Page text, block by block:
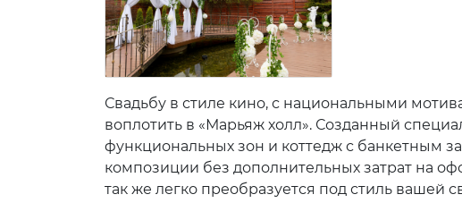
Свадьбу в стиле кино, с национальными
воплотить в «Марьяж холл». Созданный
функциональных зон и коттедж с банкетным
композиции без дополнительных затрат на
так же легко преобразуется под стиль